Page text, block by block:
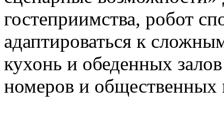
гостеприимства, робот
адаптироваться к
кухонь и обеденных
номеров и общественных